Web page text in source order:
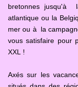
bretonnes jusqu'à
atlantique ou la
mer ou à la
vous satisfaire pour
XXL !
Axés sur les